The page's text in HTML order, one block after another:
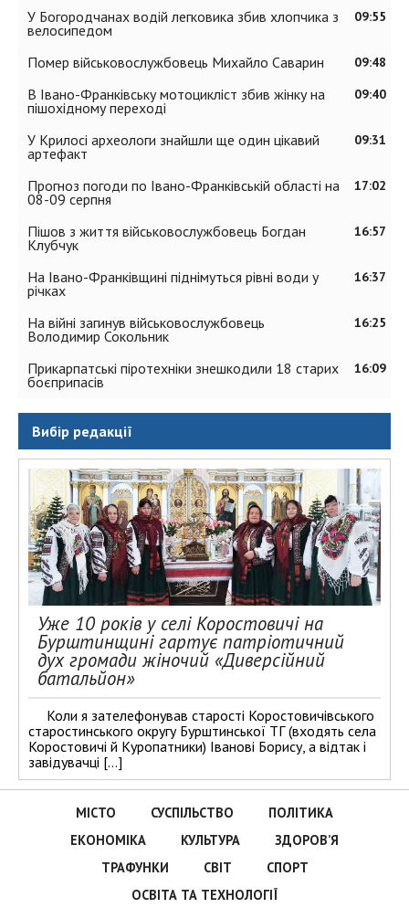
09:55
У Богородчанах водій легковика збив хлопчика з
велосипедом
09:48
Помер військовослужбовець Михайло Саварин
09:40
В Івано-Франківську мотоцикліст збив жінку на
пішохідному переході
09:31
У Крилосі археологи знайшли ще один цікавий
артефакт
17:02
Прогноз погоди по Івано-Франківській області на
08-09 серпня
16:57
Пішов з життя військовослужбовець Богдан
Клубчук
16:37
На Івано-Франківщині піднімуться рівні води у
річках
16:25
На війні загинув військовослужбовець
Володимир Сокольник
16:09
Прикарпатські піротехніки знешкодили 18 старих
боєприпасів
Вибір редакції
Уже 10 років у селі Коростовичі на
Бурштинщині гартує патріотичний
дух громади жіночий «Диверсійний
батальйон»
Коли я зателефонував старості Коростовичівського
старостинського округу Бурштинської ТГ (входять села
Коростовичі й Куропатники) Іванові Борису, а відтак і
завідувачці […]
МІСТО СУСПІЛЬСТВО
ПОЛІТИКА
ЕКОНОМІКА
КУЛЬТУРА
ЗДОРОВ’Я
ТРАФУНКИ
СВІТ
СПОРТ
ОСВІТА ТА ТЕХНОЛОГІЇ